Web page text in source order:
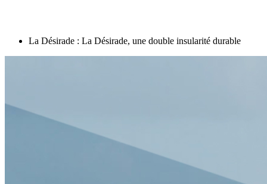
La Désirade : La Désirade, une double insularité durable